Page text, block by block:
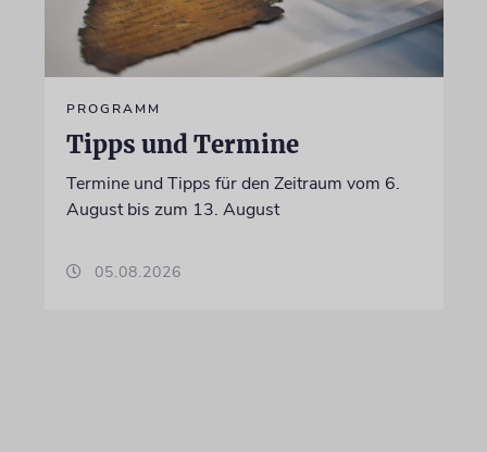
PROGRAMM
Tipps und Termine
Termine und Tipps für den Zeitraum vom 6.
August bis zum 13. August
05.08.2026